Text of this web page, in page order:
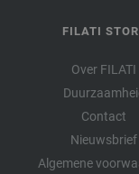
FILATI
Over FILATI
Contact
Nieuwsbrief
Algemene